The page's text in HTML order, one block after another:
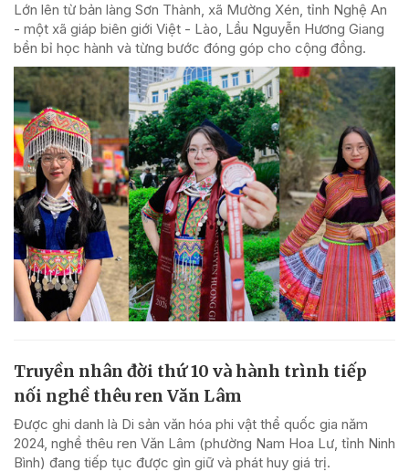
Lớn lên từ bản làng Sơn Thành, xã Mường Xén, tỉnh Nghệ An
- một xã giáp biên giới Việt - Lào, Lầu Nguyễn Hương Giang
bền bỉ học hành và từng bước đóng góp cho cộng đồng.
Truyền nhân đời thứ 10 và hành trình tiếp
nối nghề thêu ren Văn Lâm
Được ghi danh là Di sản văn hóa phi vật thể quốc gia năm
2024, nghề thêu ren Văn Lâm (phường Nam Hoa Lư, tỉnh Ninh
Bình) đang tiếp tục được gìn giữ và phát huy giá trị.